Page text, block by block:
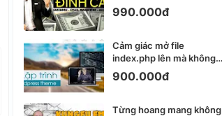
Facebook cá nhân
990.000đ
Cảm giác mở file
index.php lên mà không
biết viết gì tiếp theo
900.000đ
Từng hoang mang không